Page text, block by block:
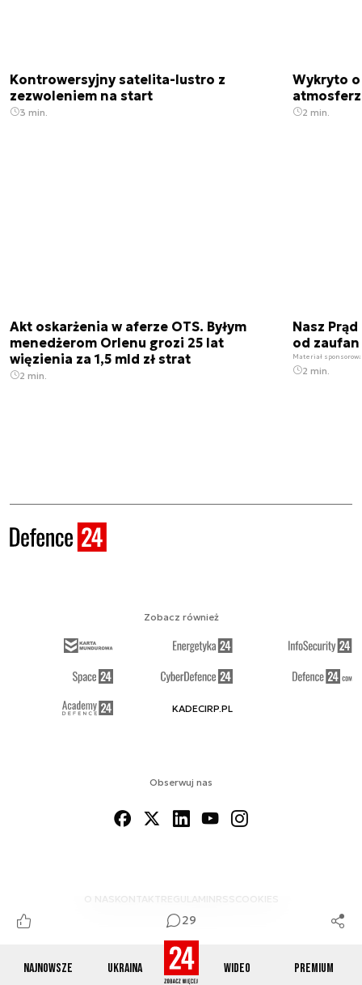
Najnowsze Ukraina Wideo Premium
29
Kontrowersyjny satelita-lustro z
zezwoleniem na start
3 min.
Wykryto
2 min.
Akt oskarżenia w aferze OTS. Byłym
menedżerom Orlenu grozi 25 lat
więzienia za 1,5 mld zł strat
2 min.
Nasz
od
Materiał
2 min.
Obserwuj nas
O NAS KONTAKTREGULAMINRSS COOKIES
Zobacz również
KADECIRP.PL
© 2012-2026 DEFENCE24